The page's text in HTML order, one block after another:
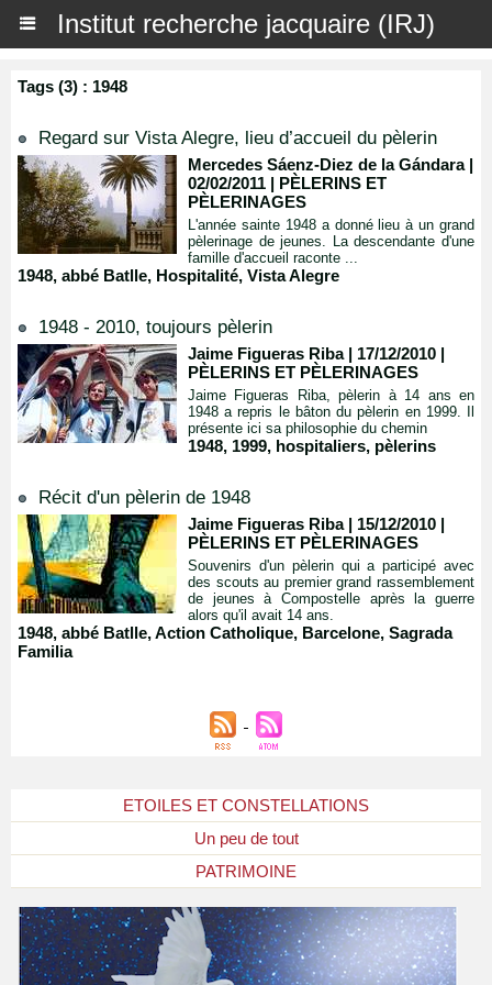
Institut recherche jacquaire (IRJ)
ETOILES ET CONSTELLATIONS
Un peu de tout
PATRIMOINE
Tags (3) : 1948
Regard sur Vista Alegre, lieu d’accueil du pèlerin
Mercedes Sáenz-Diez de la Gándara |
02/02/2011 | PÈLERINS ET
PÈLERINAGES
L'année sainte 1948 a donné lieu à un grand
pèlerinage de jeunes. La descendante d'une
famille d'accueil raconte ...
1948, abbé Batlle, Hospitalité, Vista Alegre
1948 - 2010, toujours pèlerin
Jaime Figueras Riba | 17/12/2010 |
PÈLERINS ET PÈLERINAGES
Jaime Figueras Riba, pèlerin à 14 ans en
1948 a repris le bâton du pèlerin en 1999. Il
présente ici sa philosophie du chemin
1948, 1999, hospitaliers, pèlerins
Récit d'un pèlerin de 1948
Jaime Figueras Riba | 15/12/2010 |
PÈLERINS ET PÈLERINAGES
Souvenirs d'un pèlerin qui a participé avec
des scouts au premier grand rassemblement
de jeunes à Compostelle après la guerre
alors qu'il avait 14 ans.
1948, abbé Batlle,Action Catholique, Barcelone, Sagrada
Familia